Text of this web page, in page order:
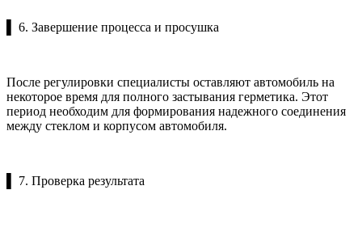
▌ 6. Завершение процесса и просушка
После регулировки специалисты оставляют автомобиль на
некоторое время для полного застывания герметика. Этот
период необходим для формирования надежного соединения
между стеклом и корпусом автомобиля.
▌ 7. Проверка результата